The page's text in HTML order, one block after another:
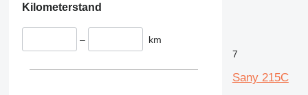
Kilometerstand
– km
7
Sany 215C